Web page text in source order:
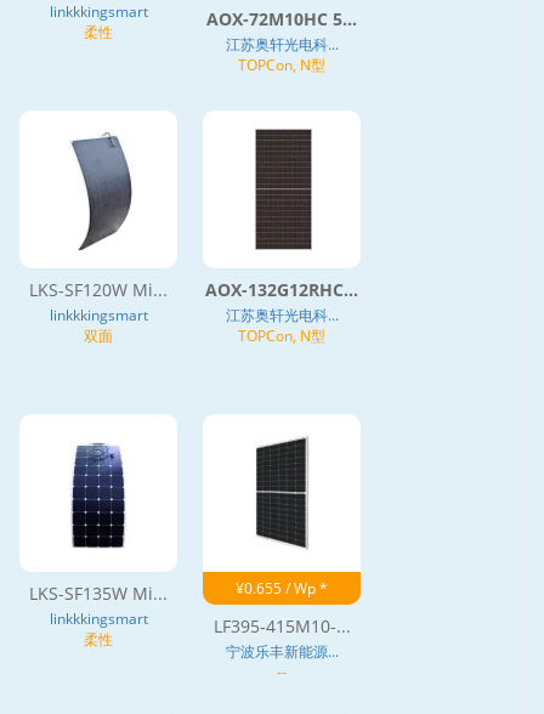
linkkkingsmart
柔性
AOX-72M10HC 5...
江苏奥轩光电科...
TOPCon, N型
LKS-SF120W Mi...
linkkkingsmart
双面
AOX-132G12RHC...
江苏奥轩光电科...
TOPCon, N型
LKS-SF135W Mi...
linkkkingsmart
柔性
¥0.655 / Wp *
LF395-415M10-...
宁波乐丰新能源...
--